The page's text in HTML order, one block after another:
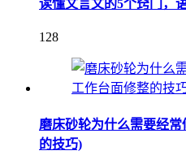
读懂文言文的5个窍门，
128
磨床砂轮为什么需要经
的技巧)